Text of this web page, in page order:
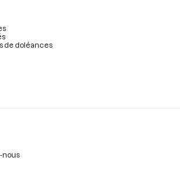
de doléances
nous